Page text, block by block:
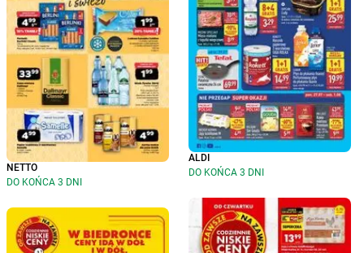
NETTO
DO KOŃCA 3 DNI
ALDI
DO KOŃCA 3 DNI